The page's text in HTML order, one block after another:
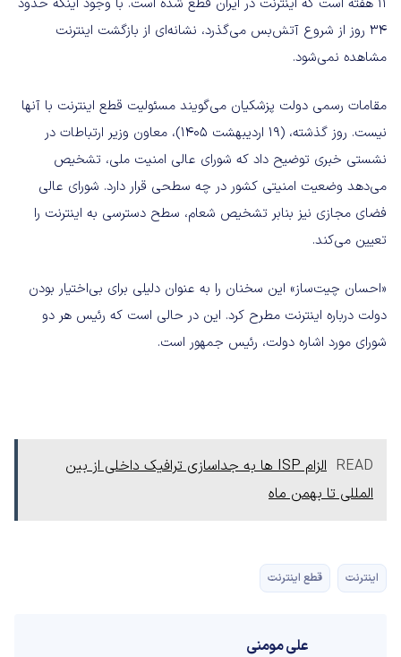
۱۱ هفته است که اینترنت در ایران قطع شده است. با وجود اینکه حدود
۳۴ روز از شروع آتش‌بس می‌گذرد، نشانه‌ای از بازگشت اینترنت
مشاهده نمی‌شود.
مقامات رسمی دولت پزشکیان می‌گویند مسئولیت قطع اینترنت با آنها‌
نیست. روز گذشته، (۱۹ اردیبهشت ۱۴۰۵)، معاون وزیر ارتباطات در
نشستی خبری توضیح داد که شورای عالی امنیت ملی، تشخیص
می‌دهد وضعیت امنیتی کشور در چه سطحی قرار دارد. شورای عالی
فضای مجازی نیز بنابر تشخیص شعام، سطح دسترسی به اینترنت را
تعیین می‌کند.
«احسان چیت‌ساز» این سخنان را به عنوان دلیلی برای بی‌اختیار بودن
دولت درباره اینترنت مطرح کرد. این در حالی است که رئیس هر دو
شورای مورد اشاره دولت، رئیس جمهور است.
READ
الزام ISP ها به جداسازی ترافیک داخلی از بین
المللی تا بهمن ماه
اینترنت قطع اینترنت
علی مومنی